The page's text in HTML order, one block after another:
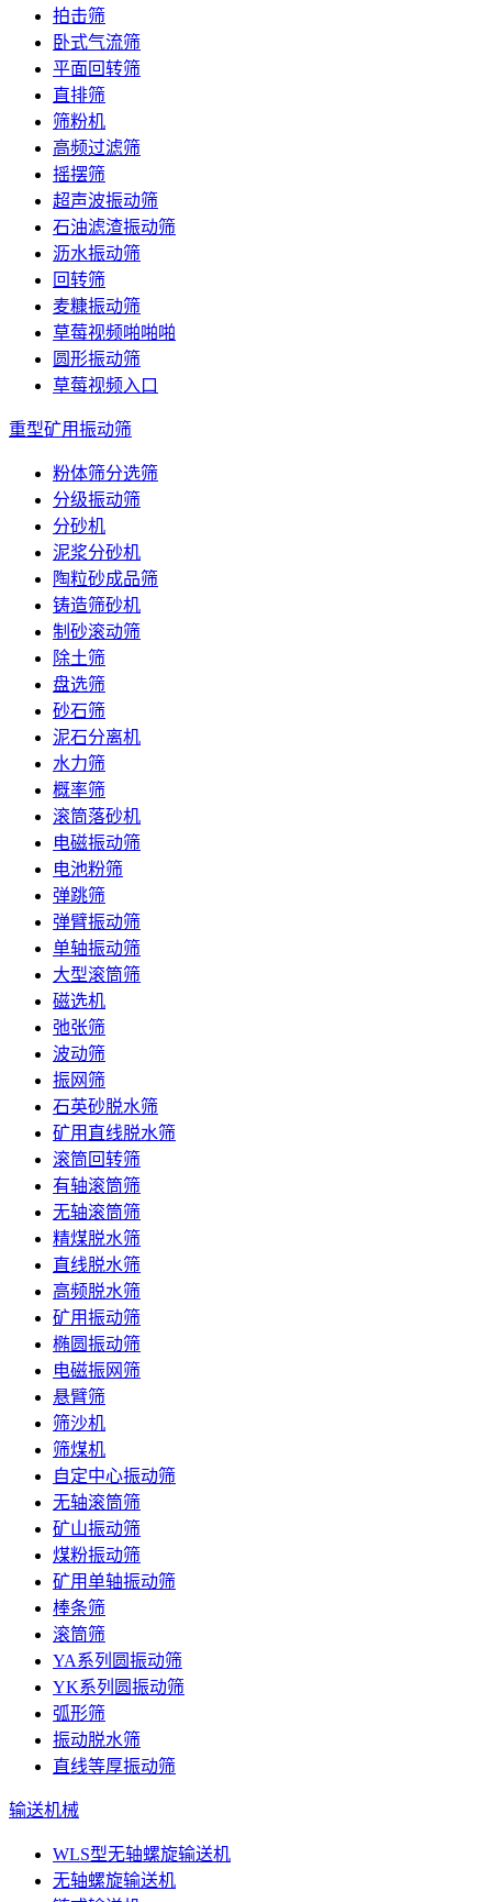
拍击筛
卧式气流筛
平面回转筛
直排筛
筛粉机
高频过滤筛
摇摆筛
超声波振动筛
石油滤渣振动筛
沥水振动筛
回转筛
麦糠振动筛
草莓视频啪啪啪
圆形振动筛
草莓视频入口
重型矿用振动筛
粉体筛分选筛
分级振动筛
分砂机
泥浆分砂机
陶粒砂成品筛
铸造筛砂机
制砂滚动筛
除土筛
盘选筛
砂石筛
泥石分离机
水力筛
概率筛
滚筒落砂机
电磁振动筛
电池粉筛
弹跳筛
弹臂振动筛
单轴振动筛
大型滚筒筛
磁选机
弛张筛
波动筛
振网筛
石英砂脱水筛
矿用直线脱水筛
滚筒回转筛
有轴滚筒筛
无轴滚筒筛
精煤脱水筛
直线脱水筛
高频脱水筛
矿用振动筛
椭圆振动筛
电磁振网筛
悬臂筛
筛沙机
筛煤机
自定中心振动筛
无轴滚筒筛
矿山振动筛
煤粉振动筛
矿用单轴振动筛
棒条筛
滚筒筛
YA系列圆振动筛
YK系列圆振动筛
弧形筛
振动脱水筛
直线等厚振动筛
输送机械
WLS型无轴螺旋输送机
无轴螺旋输送机